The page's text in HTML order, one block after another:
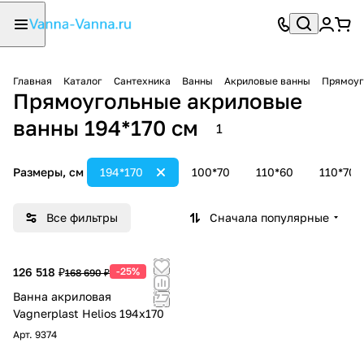
Главная Каталог Сантехника Ванны Акриловые ванны
Прямоугольные акриловые
ванны 194*170 см
1
Размеры, см 100*70 110*60 110*70
194*170
Все фильтры Сначала популярные
126 518 ₽168 690 ₽ -25%
Ванна акриловая
Vagnerplast Helios 194х170
Арт. 9374